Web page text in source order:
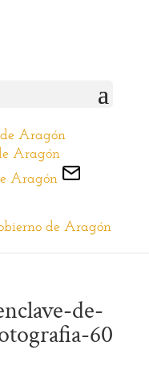
de-
60